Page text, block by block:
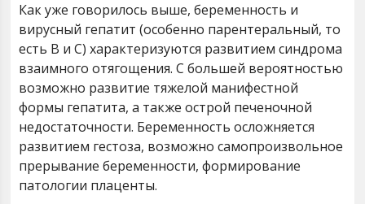
Как уже говорилось выше, беременность и
вирусный гепатит (особенно парентеральный, то
есть В и С) характеризуются развитием синдрома
взаимного отягощения. С большей вероятностью
возможно развитие тяжелой манифестной
формы гепатита, а также острой печеночной
недостаточности. Беременность осложняется
развитием гестоза, возможно самопроизвольное
прерывание беременности, формирование
патологии плаценты.